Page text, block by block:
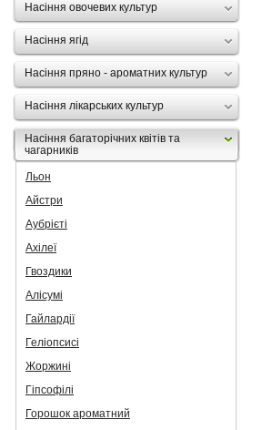
Насіння овочевих культур
Насіння ягід
Насіння пряно - ароматних культур
Насіння лікарських культур
Насіння багаторічних квітів та
чагарників
Льон
Айстри
Аубрієті
Ахілеї
Гвоздики
Алісумі
Гайлардії
Геліопсисі
Жоржині
Гіпсофілі
Горошок ароматний